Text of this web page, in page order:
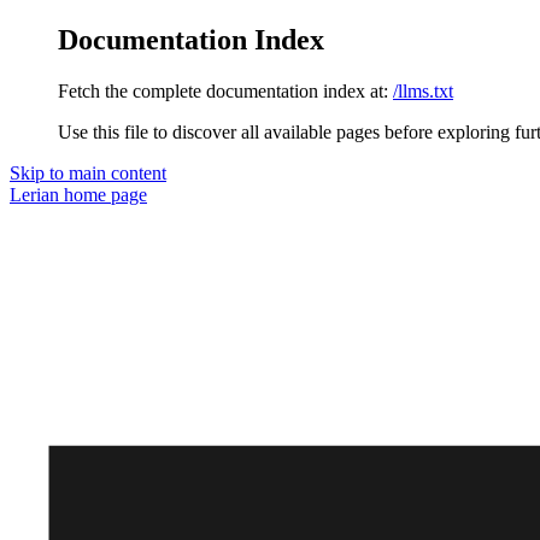
Documentation Index
Fetch the complete documentation index at: /llms.txt
Use this file to discover all available pages before exploring
Skip to main content
Lerian home page